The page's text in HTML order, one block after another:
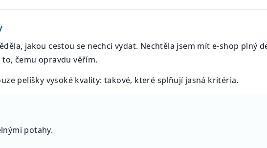
jakou cestou se nechci vydat. Nechtěla jsem mít e-shop plný
čemu opravdu věřím.
pelíšky vysoké kvality: takové, které splňují jasná kritéria.
potahy.